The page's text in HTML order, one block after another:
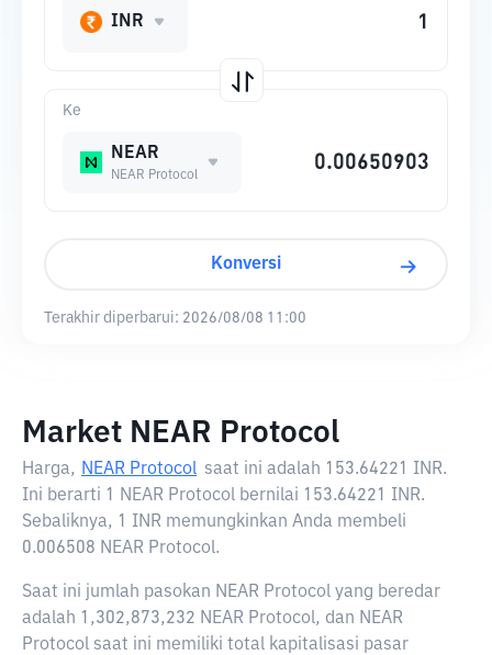
Ke
NEAR
NEAR Protocol
INR
Konversi
Terakhir diperbarui: 2026/08/08 11:00
Market NEAR Protocol
Harga, NEAR Protocol saat ini adalah 153.64221 INR.
Ini berarti 1 NEAR Protocol bernilai 153.64221 INR.
Sebaliknya, 1 INR memungkinkan Anda membeli
0.006508 NEAR Protocol.
Saat ini jumlah pasokan NEAR Protocol yang beredar
adalah 1,302,873,232 NEAR Protocol, dan NEAR
Protocol saat ini memiliki total kapitalisasi pasar